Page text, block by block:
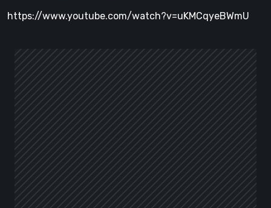
https://www.youtube.com/watch?v=uKMCqyeBWmU